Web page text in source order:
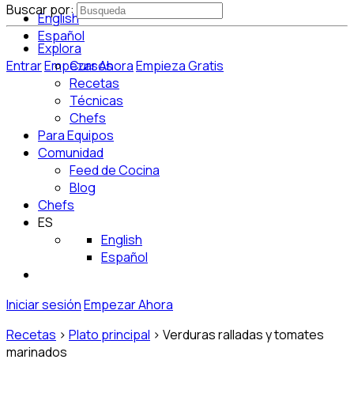
English
Español
EntrarEmpezar AhoraEmpieza Gratis
Buscar por:
Explora
Cursos
Recetas
Técnicas
Chefs
Para Equipos
Comunidad
Feed de Cocina
Blog
Chefs
ES
English
Español
Iniciar sesiónEmpezar Ahora
Recetas > Plato principal > Verduras ralladas y tomates
marinados